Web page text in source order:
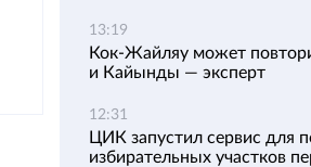
13:19
Кок-Жайляу может
и Кайынды — эксперт
12:31
ЦИК запустил сервис для
избирательных участков